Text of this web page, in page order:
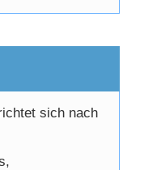
sich nach